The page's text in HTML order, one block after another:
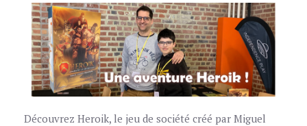
Découvrez Heroik, le jeu de société créé par Miguel